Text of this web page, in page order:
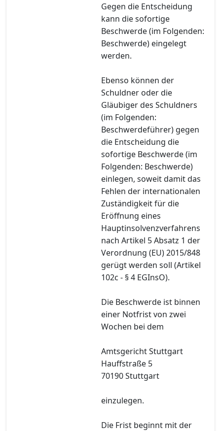
Gegen die Entscheidung
kann die sofortige
Beschwerde (im Folgenden:
Beschwerde) eingelegt
werden.
Ebenso können der
Schuldner oder die
Gläubiger des Schuldners
(im Folgenden:
Beschwerdeführer) gegen
die Entscheidung die
sofortige Beschwerde (im
Folgenden: Beschwerde)
einlegen, soweit damit das
Fehlen der internationalen
Zuständigkeit für die
Eröffnung eines
Hauptinsolvenzverfahrens
nach Artikel 5 Absatz 1 der
Verordnung (EU) 2015/848
gerügt werden soll (Artikel
102c - § 4 EGInsO).
Die Beschwerde ist binnen
einer Notfrist von zwei
Wochen bei dem
Amtsgericht Stuttgart
Hauffstraße 5
70190 Stuttgart
einzulegen.
Die Frist beginnt mit der